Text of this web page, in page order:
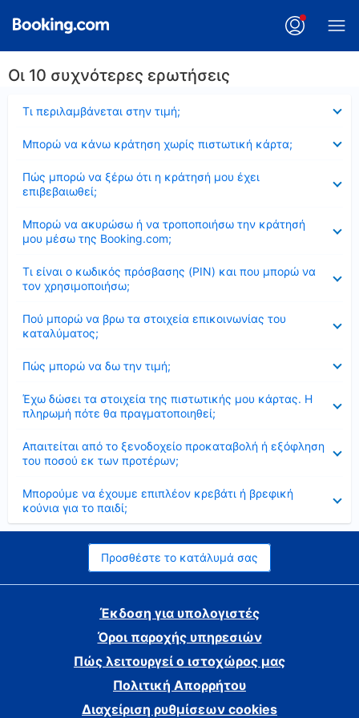
Οι 10 συχνότερες ερωτήσεις
Τι περιλαμβάνεται στην τιμή;
Μπορώ να κάνω κράτηση χωρίς πιστωτική κάρτα;
Πώς μπορώ να ξέρω ότι η κράτησή μου έχει
επιβεβαιωθεί;
Μπορώ να ακυρώσω ή να τροποποιήσω την κράτησή
μου μέσω της Booking.com;
Τι είναι ο κωδικός πρόσβασης (PIN) και που μπορώ να
τον χρησιμοποιήσω;
Πού μπορώ να βρω τα στοιχεία επικοινωνίας του
καταλύματος;
Πώς μπορώ να δω την τιμή;
Έχω δώσει τα στοιχεία της πιστωτικής μου κάρτας. Η
πληρωμή πότε θα πραγματοποιηθεί;
Απαιτείται από το ξενοδοχείο προκαταβολή ή εξόφληση
του ποσού εκ των προτέρων;
Μπορούμε να έχουμε επιπλέον κρεβάτι ή βρεφική
κούνια για το παιδί;
Προσθέστε το κατάλυμά σας
Έκδοση για υπολογιστές
Όροι παροχής υπηρεσιών
Πώς λειτουργεί ο ιστοχώρος μας
Πολιτική Απορρήτου
Διαχείριση ρυθμίσεων cookies